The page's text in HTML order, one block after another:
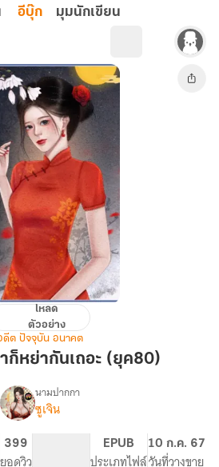
อีบุ๊ก มุมนักเขียน
โหลด
ตัวอย่าง
ดีต ปัจจุบัน อนาคต
าก็หย่ากันเถอะ (ยุค80)
เรื่อง(มี
นามปากกา
ซูเจิน
399
ยอดวิวระดับเนื้อหา
EPUB
ประเภทไฟล์
10 ก.ค. 67
วันที่วางขาย